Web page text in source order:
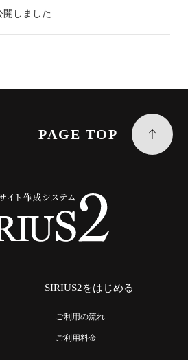
しました
開しました
PAGE TOP
SIRIUS2をはじめる
ご利用の流れ
ご利用料金